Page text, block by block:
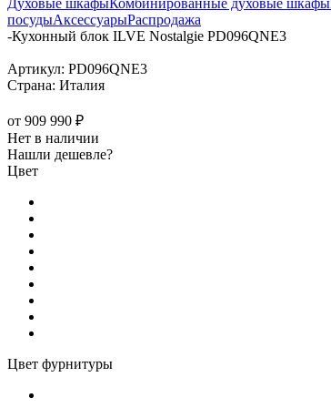
посудыАксессуарыРаспродажа
-Кухонный блок ILVE Nostalgie PD096QNE3
Артикул: PD096QNE3
Страна: Италия
от 909 990 ₽
Нет в наличии
Нашли дешевле?
Цвет
Цвет фурнитуры